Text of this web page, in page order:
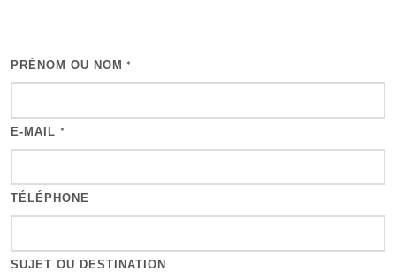
PRÉNOM OU NOM *
E-MAIL *
TÉLÉPHONE
SUJET OU DESTINATION